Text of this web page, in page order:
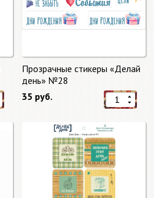
Прозрачные стикеры «Делай
день» №28
35 руб.